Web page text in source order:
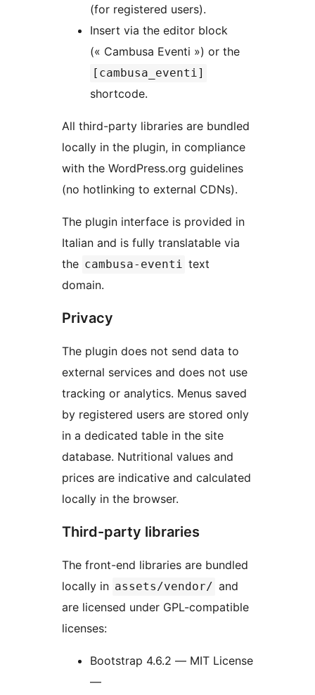
(for registered users).
Insert via the editor block
(« Cambusa Eventi ») or the
[cambusa_eventi]
shortcode.
All third-party libraries are bundled
locally in the plugin, in compliance
with the WordPress.org guidelines
(no hotlinking to external CDNs).
The plugin interface is provided in
Italian and is fully translatable via
the cambusa-eventi text
domain.
Privacy
The plugin does not send data to
external services and does not use
tracking or analytics. Menus saved
by registered users are stored only
in a dedicated table in the site
database. Nutritional values and
prices are indicative and calculated
locally in the browser.
Third-party libraries
The front-end libraries are bundled
locally in assets/vendor/ and
are licensed under GPL-compatible
licenses:
Bootstrap 4.6.2 — MIT License
—